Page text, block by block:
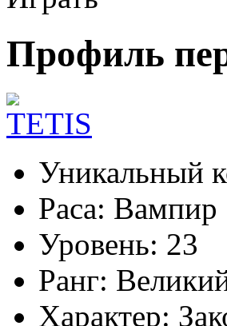
Профиль
Уникальный
Раса: Вампир
Уровень: 23
Ранг:
Характер: